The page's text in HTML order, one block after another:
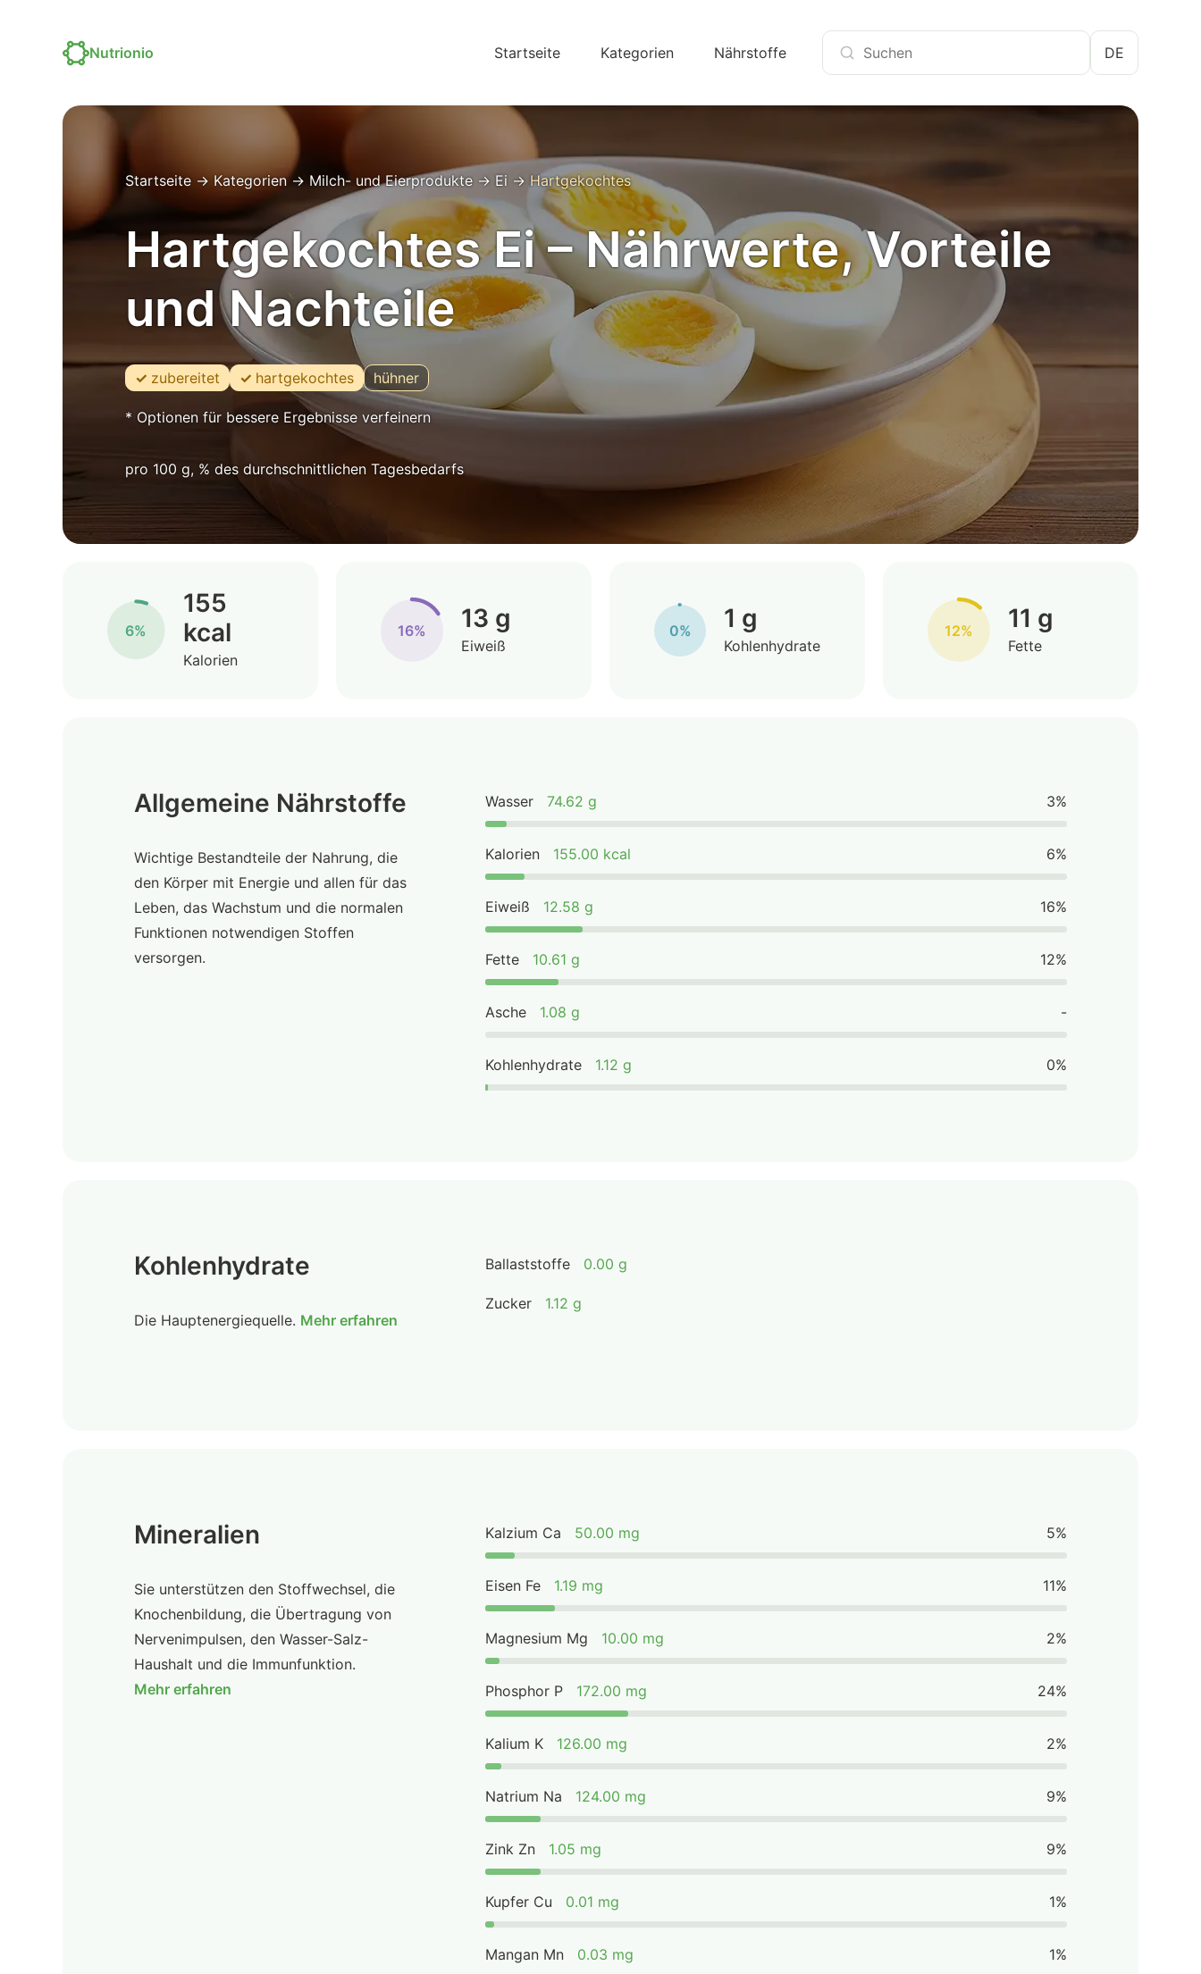
Nutrionio DE
Startseite Kategorien Nährstoffe
Startseite → Kategorien→ Milch- und Eierprodukte → Ei → Hartgekochtes
Hartgekochtes Ei – Nährwerte, Vorteile
und Nachteile
zubereitet hartgekochtes hühner
* Optionen für bessere Ergebnisse verfeinern
pro 100 g, % des durchschnittlichen Tagesbedarfs
6%
155
kcal
Kalorien
16% 13 g
Eiweiß
0% 1 g
Kohlenhydrate
12% 11 g
Fette
Allgemeine Nährstoffe
Wichtige Bestandteile der Nahrung, die
den Körper mit Energie und allen für das
Leben, das Wachstum und die normalen
Funktionen notwendigen Stoffen
versorgen.
Wasser 74.62 g 3%
Kalorien 155.00 kcal 6%
Eiweiß 12.58 g 16%
Fette 10.61 g 12%
Asche 1.08 g -
Kohlenhydrate 1.12 g 0%
Kohlenhydrate
Die Hauptenergiequelle. Mehr erfahren
Ballaststoffe 0.00 g
Zucker 1.12 g
Mineralien
Sie unterstützen den Stoffwechsel, die
Knochenbildung, die Übertragung von
Nervenimpulsen, den Wasser-Salz-
Haushalt und die Immunfunktion.
Mehr erfahren
Kalzium Ca 50.00 mg 5%
Eisen Fe 1.19 mg 11%
Magnesium Mg 10.00 mg 2%
Phosphor P 172.00 mg 24%
Kalium K 126.00 mg 2%
Natrium Na 124.00 mg 9%
Zink Zn 1.05 mg 9%
Kupfer Cu 0.01 mg 1%
Mangan Mn 0.03 mg 1%